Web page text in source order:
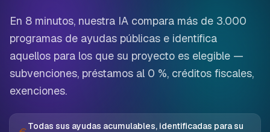
En 8 minutos, nuestra IA compara más de 3.000
programas de ayudas públicas e identifica
aquellos para los que su proyecto es elegible —
subvenciones, préstamos al 0 %, créditos fiscales,
exenciones.
Todas sus ayudas acumulables, identificadas para su